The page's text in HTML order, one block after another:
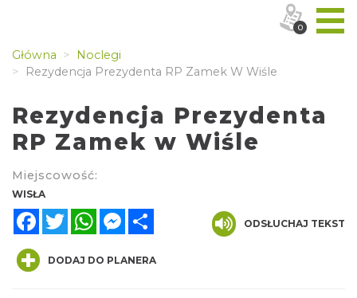
Główna
Noclegi
Rezydencja Prezydenta RP Zamek W Wiśle
Rezydencja Prezydenta
RP Zamek w Wiśle
Miejscowość:
WISŁA
FacebookTwitterWhatsAppMessenger
ODSŁUCHAJ TEKST
DODAJ DO PLANERA
0